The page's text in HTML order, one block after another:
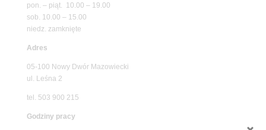
pon. – piąt. 10.00 – 19.00
sob. 10.00 – 15.00
niedz. zamknięte
Adres
05-100 Nowy Dwór Mazowiecki
ul. Leśna 2
tel. 503 900 215
Godziny pracy